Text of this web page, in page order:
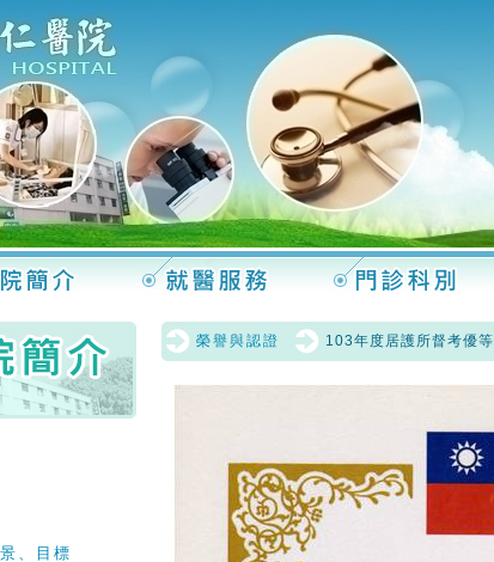
、目標
榮譽與認證 103年度居護所督考優等